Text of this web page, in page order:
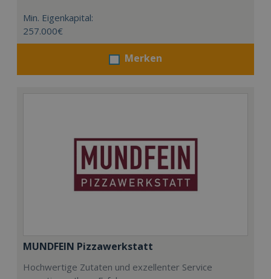
Min. Eigenkapital:
257.000€
Merken
MUNDFEIN Pizzawerkstatt
Hochwertige Zutaten und exzellenter Service